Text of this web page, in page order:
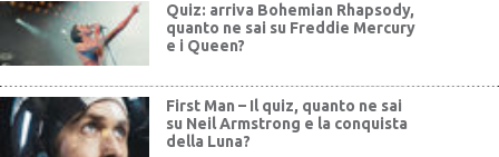
Quiz: arriva Bohemian Rhapsody,
quanto ne sai su Freddie Mercury
e i Queen?
First Man – Il quiz, quanto ne sai
su Neil Armstrong e la conquista
della Luna?